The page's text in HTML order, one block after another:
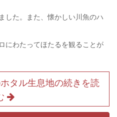
した。また、懐かしい川魚のハ
にわたってほたるを観ることが
タル生息地の続きを読